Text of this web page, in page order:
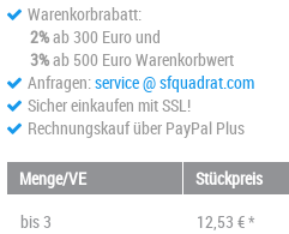
Warenkorbrabatt:
2%ab 300 Euro und
3%ab 500 Euro Warenkorbwert
Anfragen:service @ sfquadrat.com
Sicher einkaufen mit SSL!
Rechnungskauf über PayPal Plus
Menge/VE Stückpreis
bis 3 12,53 € *